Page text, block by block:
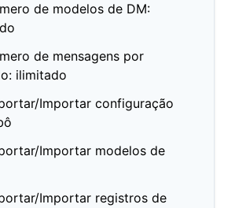
de modelos de DM:
de mensagens por
ilimitado
Importar configuração
Importar modelos de
Importar registros de